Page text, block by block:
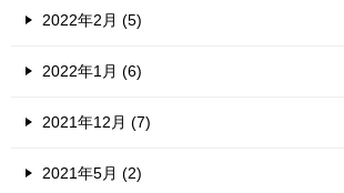
2022年2月 (5)
2022年1月 (6)
2021年12月 (7)
2021年5月 (2)